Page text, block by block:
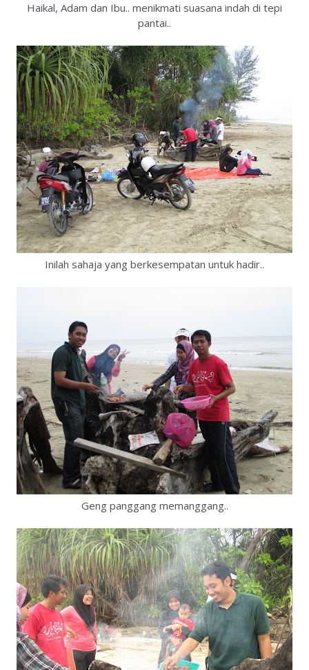
Haikal, Adam dan Ibu.. menikmati suasana indah di tepi
pantai..
Inilah sahaja yang berkesempatan untuk hadir..
Geng panggang memanggang..